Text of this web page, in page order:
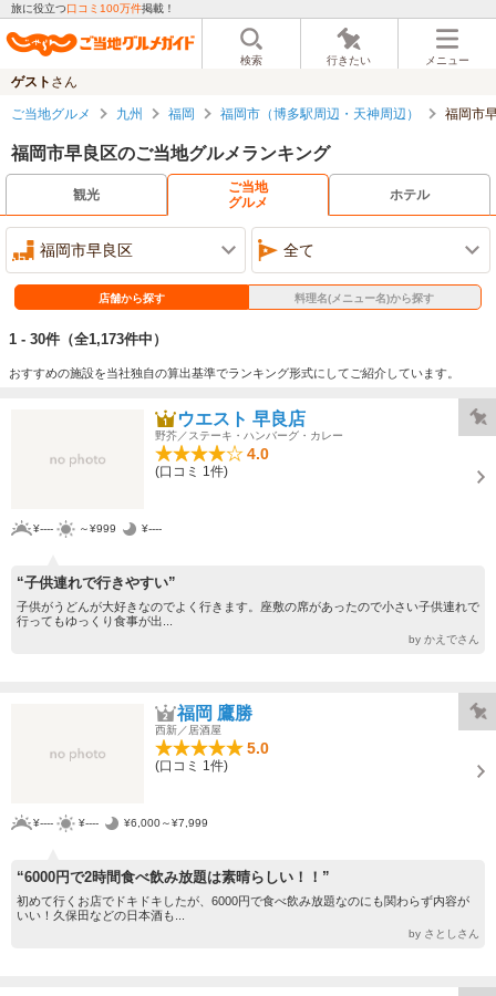
旅に役立つ口コミ100万件掲載！
検索 行きたい メニュー
ゲスト さん
ご当地グルメ 九州 福岡 福岡市（博多駅周辺・天神周辺） 福岡市
福岡市早良区のご当地グルメランキング
観光
ご当地
グルメ
ホテル
福岡市早良区 全て
店舗から探す 料理名(メニュー名)から探す
1 - 30件 （全1,173件中）
おすすめの施設を当社独自の算出基準でランキング形式にしてご紹介しています。
ウエスト 早良店
野芥／ステーキ・ハンバーグ・カレー
4.0
(口コミ 1件)
¥---- ～¥999 ¥----
“子供連れで行きやすい”
子供がうどんが大好きなのでよく行きます。座敷の席があったので小さい子供連れで
行ってもゆっくり食事が出...
by かえでさん
福岡 鷹勝
西新／居酒屋
5.0
(口コミ 1件)
¥---- ¥---- ¥6,000～¥7,999
“6000円で2時間食べ飲み放題は素晴らしい！！”
初めて行くお店でドキドキしたが、6000円で食べ飲み放題なのにも関わらず内容が
いい！久保田などの日本酒も...
by さとしさん